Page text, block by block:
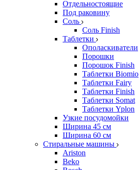
Отдельностоящие
Под раковину
Соль
Соль Finish
Таблетки
Ополаскиватели
Порошки
Порошок Finish
Таблетки Biomio
Таблетки Fairy
Таблетки Finish
Таблетки Somat
Таблетки Yplon
Узкие посудомойки
Ширина 45 см
Ширина 60 см
Стиральные машины
Ariston
Beko